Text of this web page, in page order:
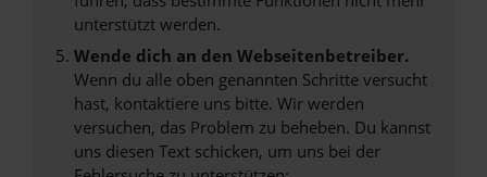
unterstützt werden.
Wende dich an den Webseitenbetreiber.
Wenn du alle oben genannten Schritte versucht
hast, kontaktiere uns bitte. Wir werden
versuchen, das Problem zu beheben. Du kannst
uns diesen Text schicken, um uns bei der